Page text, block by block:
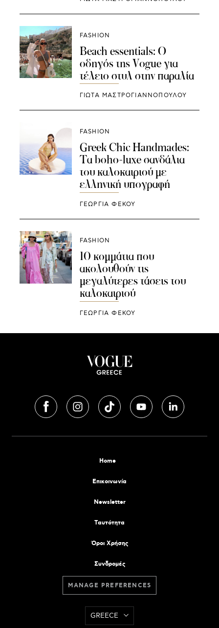
FASHION
Beach essentials: Ο
οδηγός της Vogue για
τέλειο στυλ στην παραλία
ΓΙΩΤΑ ΜΑΣΤΡΟΓΙΑΝΝΟΠΟΥΛΟΥ
FASHION
Greek Chic Handmades:
Τα boho-luxe σανδάλια
του καλοκαιριού με
ελληνική υπογραφή
ΓΕΩΡΓΙΑ ΦΕΚΟΥ
FASHION
10 κομμάτια που
ακολουθούν τις
μεγαλύτερες τάσεις του
καλοκαιριού
ΓΕΩΡΓΙΑ ΦΕΚΟΥ
Home
Επικοινωνία
Newsletter
Tαυτότητα
Όροι Χρήσης
Συνδρομές
MANAGE PREFERENCES
GREECE